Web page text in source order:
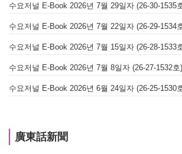
수요저널 E-Book 2026년 7월 29일자 (26-30-1535
수요저널 E-Book 2026년 7월 22일자 (26-29-1534
수요저널 E-Book 2026년 7월 15일자 (26-28-1533
수요저널 E-Book 2026년 7월 8일자 (26-27-1532호)
수요저널 E-Book 2026년 6월 24일자 (26-25-1530
廣東話新聞